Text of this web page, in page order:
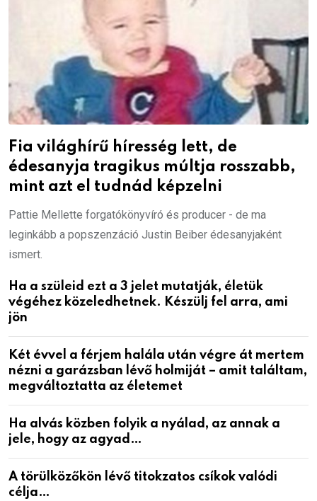
Fia világhírű híresség lett, de
édesanyja tragikus múltja rosszabb,
mint azt el tudnád képzelni
Pattie Mellette forgatókönyvíró és producer - de ma
leginkább a popszenzáció Justin Beiber édesanyjaként
ismert.
Ha a szüleid ezt a 3 jelet mutatják, életük
végéhez közeledhetnek. Készülj fel arra, ami
jön
Két évvel a férjem halála után végre át mertem
nézni a garázsban lévő holmiját – amit találtam,
megváltoztatta az életemet
Ha alvás közben folyik a nyálad, az annak a
jele, hogy az agyad…
A törülközőkön lévő titokzatos csíkok valódi
célja…